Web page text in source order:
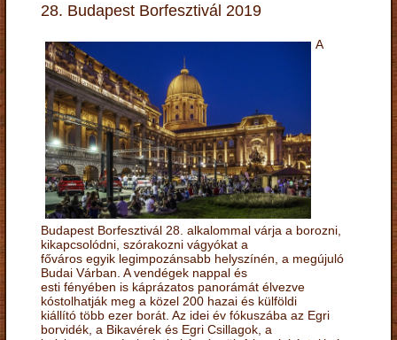
28. Budapest Borfesztivál 2019
A
Budapest Borfesztivál 28. alkalommal várja a borozni,
kikapcsolódni, szórakozni vágyókat a
főváros egyik legimpozánsabb helyszínén, a megújuló
Budai Várban. A vendégek nappal és
esti fényében is káprázatos panorámát élvezve
kóstolhatják meg a közel 200 hazai és külföldi
kiállító több ezer borát. Az idei év fókuszába az Egri
borvidék, a Bikavérek és Egri Csillagok, a